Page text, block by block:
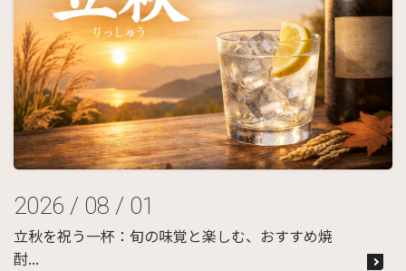
2026 / 08 / 01
立秋を祝う一杯：旬の味覚と楽しむ、おすすめ焼
酎...